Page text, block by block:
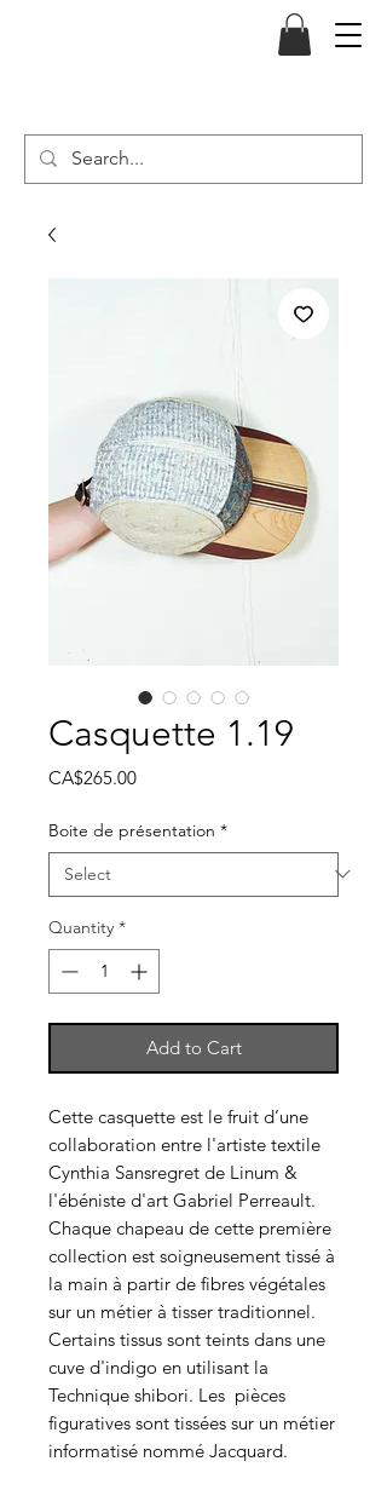
Casquette 1.19
CA$265.00Price
Boite de présentation *
Quantity *
Add to Cart
Cette casquette est le fruit d’une
collaboration entre l'artiste textile
Cynthia Sansregret de Linum &
l'ébéniste d'art Gabriel Perreault.
Chaque chapeau de cette première
collection est soigneusement tissé à
la main à partir de fibres végétales
sur un métier à tisser traditionnel.
Certains tissus sont teints dans une
cuve d'indigo en utilisant la
Technique shibori. Les pièces
figuratives sont tissées sur un métier
informatisé nommé Jacquard.